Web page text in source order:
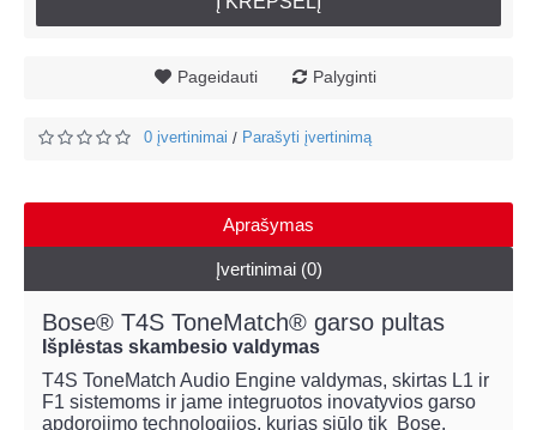
Pageidauti Palyginti
0 įvertinimai / Parašyti įvertinimą
Aprašymas
Įvertinimai (0)
Bose® T4S ToneMatch® garso pultas
Išplėstas skambesio valdymas
T4S ToneMatch Audio Engine valdymas, skirtas L1 ir
F1 sistemoms ir jame integruotos inovatyvios garso
apdorojimo technologijos, kurias siūlo tik Bose.